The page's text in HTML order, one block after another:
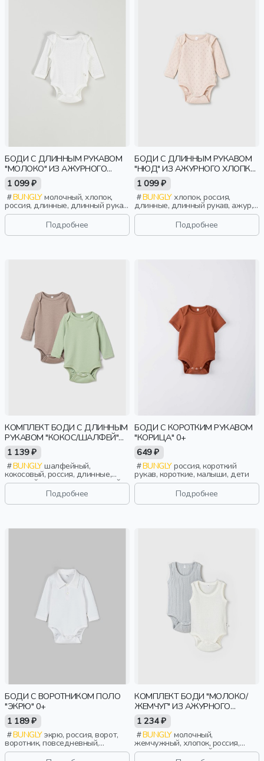
БОДИ С ДЛИННЫМ РУКАВОМ
"МОЛОКО" ИЗ АЖУРНОГО
ХЛОПКА 0+
1 099 ₽
BUNGLYмолочный, хлопок,
россия, длинные, длинный рукав,
ажур, новорожденные, дети
Подробнее
БОДИ С ДЛИННЫМ РУКАВОМ
"НЮД" ИЗ АЖУРНОГО ХЛОПКА
0+
1 099 ₽
BUNGLYхлопок, россия,
длинные, длинный рукав, ажур,
новорожденные, дети
Подробнее
КОМПЛЕКТ БОДИ С ДЛИННЫМ
РУКАВОМ "КОКОС/ШАЛФЕЙ"
0+
1 139 ₽
BUNGLYшалфейный,
кокосовый, россия, длинные,
длинный рукав, повседневный,
малыши, детиПодробнее
БОДИ С КОРОТКИМ РУКАВОМ
"КОРИЦА" 0+
649 ₽
BUNGLYроссия, короткий
рукав, короткие, малыши, дети
Подробнее
БОДИ С ВОРОТНИКОМ ПОЛО
"ЭКРЮ" 0+
1 189 ₽
BUNGLYэкрю, россия, ворот,
воротник, повседневный,
малыши, дети
КОМПЛЕКТ БОДИ "МОЛОКО/
ЖЕМЧУГ" ИЗ АЖУРНОГО
ХЛОПКА 0+
1 234 ₽
BUNGLYмолочный,
жемчужный, хлопок, россия,
ажур, повседневный, малыши,